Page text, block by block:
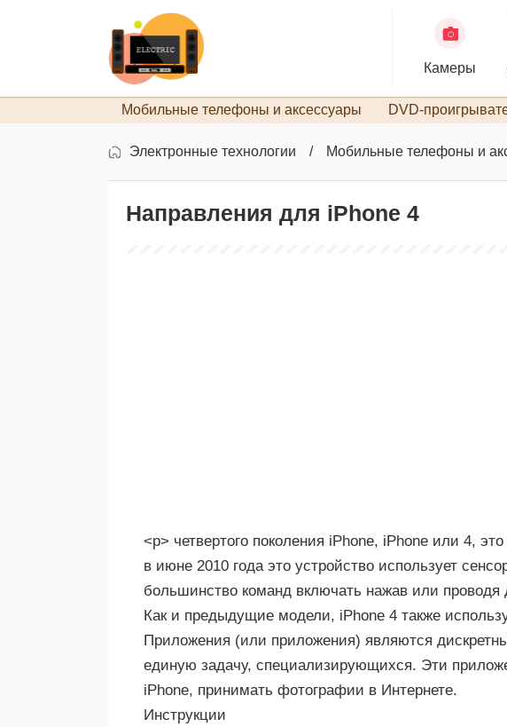
Камеры
Мобильные телефоны и аксессуары DVD-
Электронные технологии Мобильные телефоны и
Направления для iPhone 4
<р> четвертого поколения iPhone, iPhone или 4,
в июне 2010 года это устройство использует
большинство команд включать нажав или
Как и предыдущие модели, iPhone 4 также
Приложения (или приложения) являются
единую задачу, специализирующихся. Эти
iPhone, принимать фотографии в Интернете.
Инструкции